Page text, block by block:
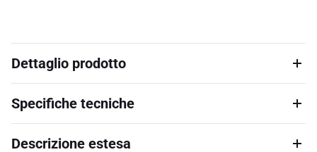
Dettaglio prodotto
Specifiche tecniche
Descrizione estesa